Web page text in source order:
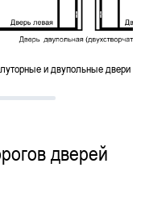
и двупольные двери
дверей